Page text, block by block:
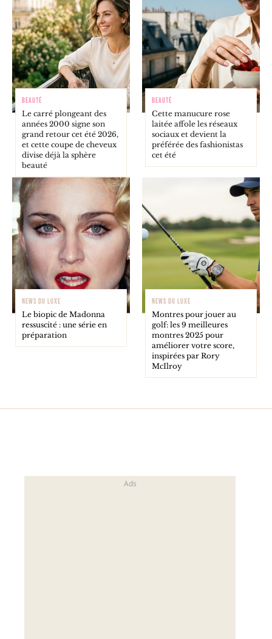
BEAUTÉ
Le carré plongeant des
années 2000 signe son
grand retour cet été 2026,
et cette coupe de cheveux
divise déjà la sphère
beauté
BEAUTÉ
Cette manucure rose
laitée affole les réseaux
sociaux et devient la
préférée des fashionistas
cet été
NEWS DU LUXE
Le biopic de Madonna
ressuscité : une série en
préparation
NEWS DU LUXE
Montres pour jouer au
golf: les 9 meilleures
montres 2025 pour
améliorer votre score,
inspirées par Rory
McIlroy